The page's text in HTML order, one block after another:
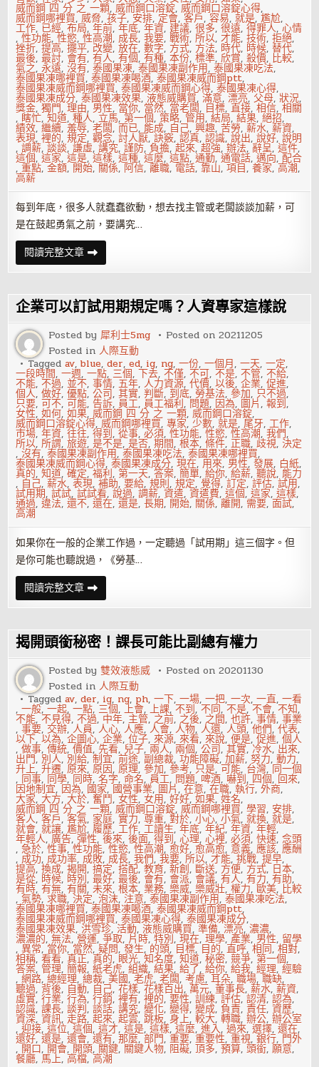
威而鋼 四 分 之 一顆,威而鋼口溶錠,威而鋼口溶錠心得,
威而鋼哪裡買,威脅,孩子, 安排, 定會,客戶,容易,就是,尷尬,
工作, 已經,布局,年前,年底,年資, 建議,很多,很遠,得罪人,心情
,性功能,性慾,性高潮, 成長,我要,戰術,所以,才能,技術,拒絕,
挫折,提高,擺平, 改變,放在,數字, 方式, 方法, 時代, 時候,替代,
最後,最討, 會有,有人,有個,有種,本份,標準,欣賞,殺價, 比較,
氣之,永遠,沒有,泰國果凍,泰國果凍副作用,泰國果凍吃法,
泰國果凍哪裡買,泰國果凍喝酒,泰國果凍威而鋼ptt,
泰國果凍威而鋼哪裡買,泰國果凍威而鋼心得,泰國果凍心得,
泰國果凍成分,泰國果凍效果,液態威購買,滿意,漂亮,父母,狀況,
獎金,獨門,理由, 男性, 當你, 當然, 當老闆, 目標,直接,相信,相關
, 瞎忙,知道,種人,立馬,第一個,策略,管用,結局,結果,絕招,
績效,繼續,羞辱,老闆,而已, 能成, 自己,興趣,苦勞,薪水,薪資,
表現,裡的,規定,觀念,討人厭,訣竅,認真,認識,說出,說好,說明
,調薪,談談,謙虛,講究,謹防, 負擔,起來,超強,辦法, 辭呈,這件,
這個,這家,這是,這樣,這種,這麼,這點,通勤,通電話,邁向,配合
,重點,金額, 開始, 關係, 阿信,離職, 電話,靠山,項目,養家,高潮,
高薪
每到年底，很多人就蠢蠢欲動，想去找主管或老闆談談加薪，可
是在鼓起勇氣之前，要講究…
閱讀完整文章談
加
薪
鋪
梗
前
輩
教
你
五
大
絕
招
企業可以訂試用期規定嗎？人資專家這樣說
Posted by犀利士5mg Posted on20211205
Posted in人際互動
Taggedav,blue,der,ed, ig, ng,一份,一個月,一天,一定,
一段時間,一週,一點, 三個,下去,不僅,不可,不是,不管,不給,
不能,不過,並不,事情,五年,人力資源,代價,以後,企業,促進,
個人,做好,優點,公司,其實,判斷, 到底, 勞基法,參加, 只不過,
只要,可不,可能,告訴, 員工, 員工福利, 問題, 因為, 圖片,報到,
女性,如何,如果,威而鋼 四 分 之 一顆,威而鋼口溶錠,
威而鋼口溶錠心得,威而鋼哪裡買,專家,少數,就是,尾牙,工作,
市場,年資,往往,得到,從事,必須,性功能,性慾,性高潮,我們,
所以,所謂,旅遊,是不是,是否,期間,根本,條件,正職,歧視,決定
,沒有,泰國果凍副作用,泰國果凍吃法,泰國果凍哪裡買,
泰國果凍威而鋼心得,泰國果凍成分,現在, 用來, 男性,發展, 白紙,
真的,知道,確定,福利, 第一天,答案,簡單,給你,給薪,聽說, 能力
, 自己,薪水,表現,補助,要給,規則,規定, 覺得,訂定,評估,試用,
試用期,試試,試試看,說過,調薪,資遣,資遣費,這個,這家,這樣,
通過,違法,還不,還在,還是,長期, 開始, 關係,離開, 需要,面試,
高潮
如果你在一般的企業工作過，一定聽過「試用期」這三個字。但
是你可能也聽說過，《勞基…
閱讀完整文章企
業
可
訂
試
用
期
規
定
嗎？
人
資
專
家
這
樣
說
揭開頭銜秘密！課長可能比副總有權力
Posted by雙效液態威 Posted on20201130
Posted in人際互動
Taggedav,der, ig, ng, ph,一下,一場,一把,一次,一直,一看
,一般,一起,一點, 三個,上會,上課,不到,不同,不是,不會,不知,
不能,不見得,不過, 中年,主管, 之前, 之後, 之間,也許,事情,事業
,事要, 交辦,人員,人心,人應,人會,人物,人還,人頭,他們,代表,
以下,以為,企圖心,企業,位子,來源,來看,來說,便是,促進,個人
,做事,傳統,價值,先看, 兒子, 兩人, 兩個,公司,其實, 冷水, 出來,
出門, 別人, 別給,制宜,前途,副總裁,功能障礙,加薪,努力,動力,
升上,升遷,原來,原因,原理,參加,參考, 只是,可能, 台灣, 同一個
, 同事, 同學, 同時,名字,命名, 員工, 問題, 啤酒, 嚇到, 四個, 回來,
因地制宜, 因為, 國家, 國營事業, 圖片,在意,在職,執行,外商,
大家,大方,大於,奮鬥,女性,女用,好好,如果,姓名,
威而鋼 四 分 之 一顆,威而鋼口溶錠,威而鋼哪裡買,學習, 安排,
客人,客戶,客氣, 家庭,實力,尊重,對於,小心,小氣,就換,就是,
就會,就讓,尷尬,履歷,工作,工讀生,年底,年紀,年資,年輕,
年輕人,廣告,彈性,後來,後面,得到,心理,心裡,必須,快速,念頭
,急於,性事,性功能,性慾,性高潮,愈好,愈高愈, 意義,應該,應酬
, 成功, 成功率, 成敗, 成長,我們,我要,所以,才能,挑戰,提早,
提高,換成,揭開,搞定,搭配,教育,新創, 斷送, 方便, 方式, 日本,
是從, 時候, 時別,最好,最後, 會有, 會派, 會議,有人,有力,有助,
有時,有無,有關,未來,根本, 業務,樂威,樂威壯,權力,歐美, 比較
,氣勢,求職,決定,泡沫, 注意,泰國果凍副作用,泰國果凍吃法,
泰國果凍哪裡買,泰國果凍喝酒,泰國果凍威而鋼ptt,
泰國果凍威而鋼哪裡買,泰國果凍心得,泰國果凍成分,
泰國果凍效果,洪雪珍,活動,液態威購買,準備,漂亮,濃濃,
濃濃的,無法,營運,爭取, 片時,特別,現在,理學,產業, 男性, 留學
,異常, 當你, 當然,疑問,發生, 的頭, 目標, 目的,直呼,相同,相對,
相稱,看看,真正,真的, 眼光,知名度,知道,秘密,競爭,第一個,
答案,管理,簡報,紙老虎,組織,結果,給了,給你,給我,經理,經驗
,網路,總經理,總裁,美國,老虎,老闆,考慮,耳朵,職場,職缺,
聽過,背後, 自動, 自己,花樣,花樣百出,萬元,董事長,薪水,薪資,
虛實,行業,行為,行銷,裡有,裡的,要性,訓練,評估,認清,認為,
認識,課長,談判,談話,講究,變化,變得,變成, 負責,責任,資歷,
資深,資訊,走路,起來,起雲,跳板,身上,較大,轉職,辦公,辦公室
,迎接,這位,這個,這才,這是,這樣,這麼,進入,過來,選擇,還在,
還好,還是,還會,還有,那麼,部門,重要,重要性,重視,銀行, 門外
, 開口, 開會, 開頭, 關鍵, 關鍵人物, 阻礙,頂多,預算,頭銜,願意,
餐廳, 馬上,高檔,高潮